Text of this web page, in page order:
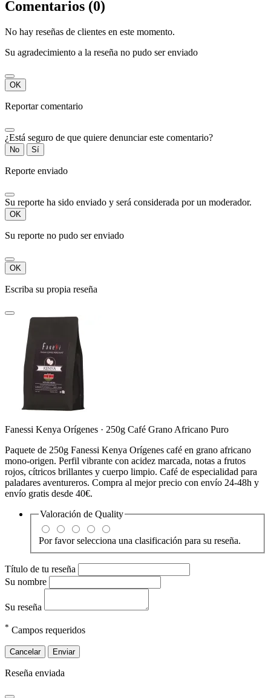
Comentarios (0)
No hay reseñas de clientes en este momento.
Su agradecimiento a la reseña no pudo ser enviado
OK
Reportar comentario
¿Está seguro de que quiere denunciar este comentario?
No Sí
Reporte enviado
Su reporte ha sido enviado y será considerada por un moderador.
OK
Su reporte no pudo ser enviado
OK
Escriba su propia reseña
Fanessi Kenya Orígenes · 250g Café Grano Africano Puro
Paquete de 250g Fanessi Kenya Orígenes café en grano africano
mono-origen. Perfil vibrante con acidez marcada, notas a frutos
rojos, cítricos brillantes y cuerpo limpio. Café de especialidad para
paladares aventureros. Compra al mejor precio con envío 24-48h y
envío gratis desde 40€.
Valoración de Quality
Por favor selecciona una clasificación para su reseña.
Título de tu reseña
Su nombre
Su reseña
* Campos requeridos
Cancelar Enviar
Reseña enviada